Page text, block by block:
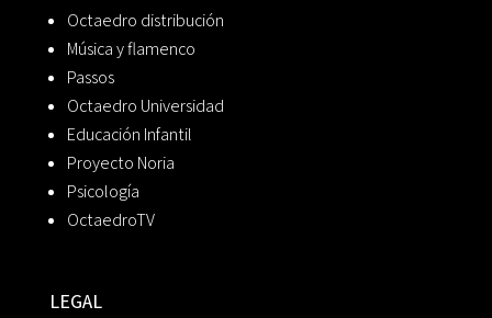
Octaedro distribución
Música y flamenco
Passos
Octaedro Universidad
Educación Infantil
Proyecto Noria
Psicología
OctaedroTV
LEGAL